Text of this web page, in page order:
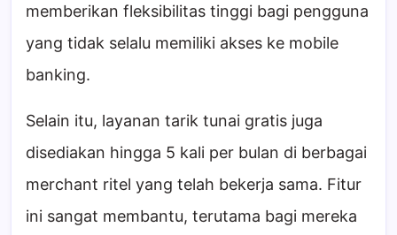
memberikan fleksibilitas tinggi bagi pengguna
yang tidak selalu memiliki akses ke mobile
banking.
Selain itu, layanan tarik tunai gratis juga
disediakan hingga 5 kali per bulan di berbagai
merchant ritel yang telah bekerja sama. Fitur
ini sangat membantu, terutama bagi mereka